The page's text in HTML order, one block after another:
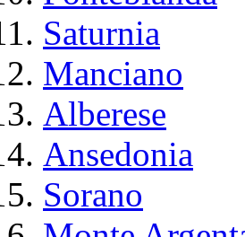
Saturnia
Manciano
Alberese
Ansedonia
Sorano